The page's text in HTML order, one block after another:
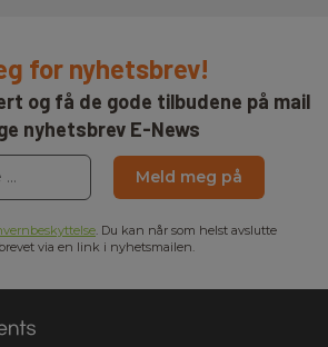
for nyhetsbrev!
og få de gode tilbudene på mail
nyhetsbrev E-News
Meld meg på
. Du kan når som helst avslutte
via en link i nyhetsmailen.